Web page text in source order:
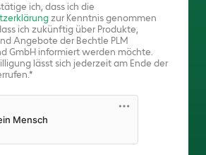
ich, dass ich die
zur Kenntnis genommen
ich zukünftig über Produkte,
Angebote der Bechtle PLM
GmbH informiert werden möchte.
lässt sich jederzeit am Ende der